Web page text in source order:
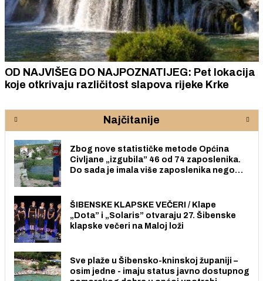
OD NAJVIŠEG DO NAJPOZNATIJEG: Pet lokacija
koje otkrivaju različitost slapova rijeke Krke
Najčitanije
Zbog nove statističke metode Općina
Civljane „izgubila” 46 od 74 zaposlenika.
Do sada je imala više zaposlenika nego
ŠIBENSKE KLAPSKE VEČERI / Klape
„Dota” i „Solaris” otvaraju 27. Šibenske
klapske večeri na Maloj loži
Sve plaže u Šibensko-kninskoj županiji –
osim jedne - imaju status javno dostupnog